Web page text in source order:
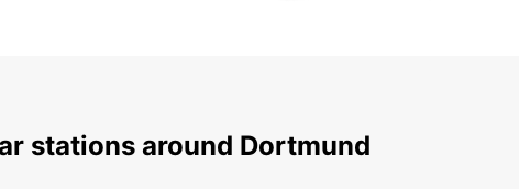
stations around Dortmund